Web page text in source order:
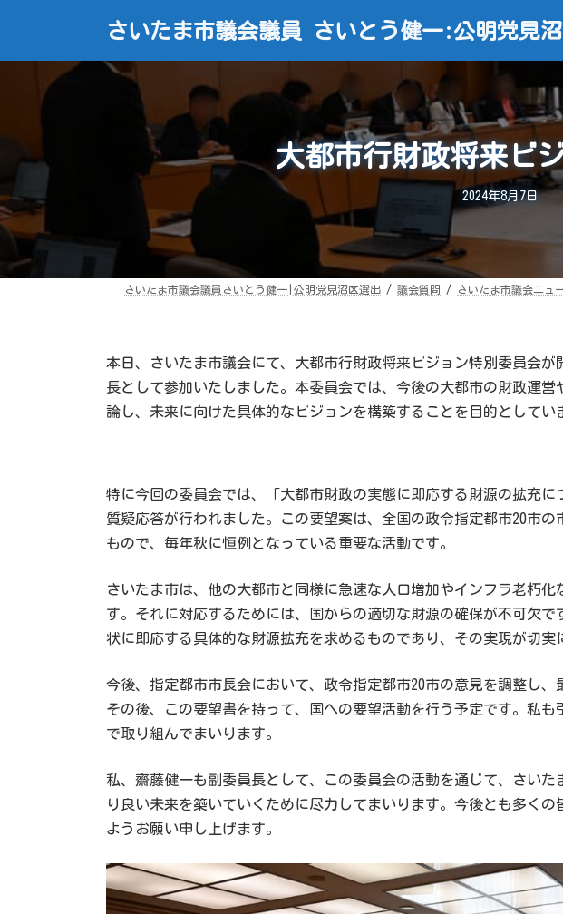
ツ
シ
さいたま市議会議員 さいとう健一:公明党見沼
大都市行財政将来ビ
2024年8月7日
さいたま市議会議員さいとう健一|公明党見沼区選出 議会質問 さいたま市議会ニュ
本日、さいたま市議会にて、大都市行財政将来ビジョン特別委員会が
長として参加いたしました。本委員会では、今後の大都市の財政運
論し、未来に向けた具体的なビジョンを構築することを目的としてい
特に今回の委員会では、「大都市財政の実態に即応する財源の拡充に
質疑応答が行われました。この要望案は、全国の政令指定都市20市の
もので、毎年秋に恒例となっている重要な活動です。
さいたま市は、他の大都市と同様に急速な人口増加やインフラ老朽化
す。それに対応するためには、国からの適切な財源の確保が不可欠で
状に即応する具体的な財源拡充を求めるものであり、その実現が切実
今後、指定都市市長会において、政令指定都市20市の意見を調整し、
その後、この要望書を持って、国への要望活動を行う予定です。私も
で取り組んでまいります。
私、齋藤健一も副委員長として、この委員会の活動を通じて、さいた
り良い未来を築いていくために尽力してまいります。今後とも多く
ようお願い申し上げます。